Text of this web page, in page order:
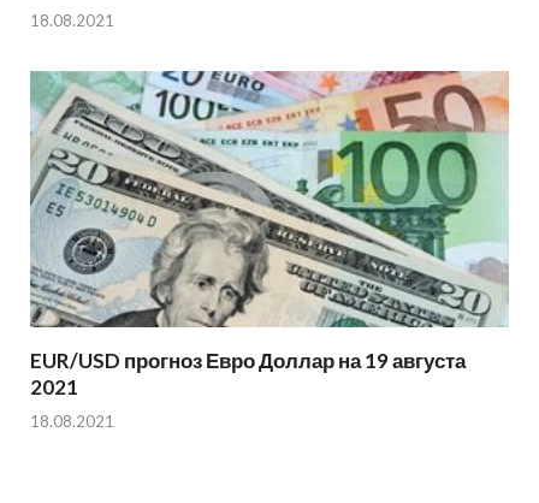
18.08.2021
EUR/USD прогноз Евро Доллар на 19 августа
2021
18.08.2021